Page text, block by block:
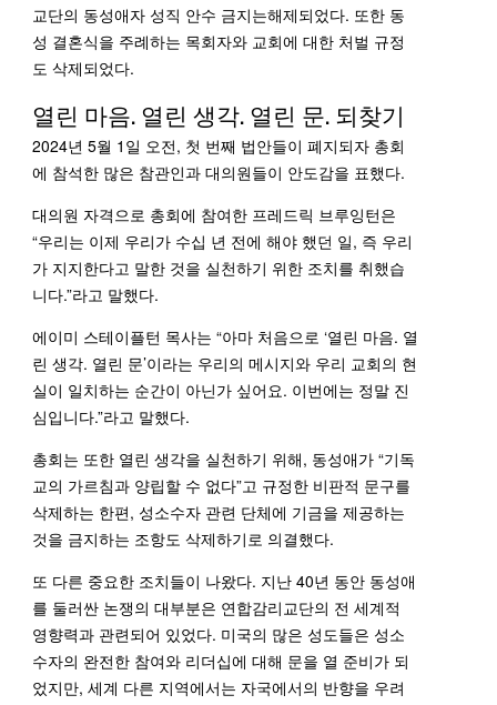
교단의 동성애자 성직 안수 금지는해제되었다. 또한 동
성 결혼식을 주례하는 목회자와 교회에 대한 처벌 규정
도 삭제되었다.
열린 마음. 열린 생각. 열린 문. 되찾기
2024년 5월 1일 오전, 첫 번째 법안들이 폐지되자 총회
에 참석한 많은 참관인과 대의원들이 안도감을 표했다.
대의원 자격으로 총회에 참여한 프레드릭 브루잉턴은
“우리는 이제 우리가 수십 년 전에 해야 했던 일, 즉 우리
가 지지한다고 말한 것을 실천하기 위한 조치를 취했습
니다.”라고 말했다.
에이미 스테이플턴 목사는 “아마 처음으로 ‘열린 마음. 열
린 생각. 열린 문’이라는 우리의 메시지와 우리 교회의 현
실이 일치하는 순간이 아닌가 싶어요. 이번에는 정말 진
심입니다.”라고 말했다.
총회는 또한 열린 생각을 실천하기 위해, 동성애가 “기독
교의 가르침과 양립할 수 없다”고 규정한 비판적 문구를
삭제하는 한편, 성소수자 관련 단체에 기금을 제공하는
것을 금지하는 조항도 삭제하기로 의결했다.
또 다른 중요한 조치들이 나왔다. 지난 40년 동안 동성애
를 둘러싼 논쟁의 대부분은 연합감리교단의 전 세계적
영향력과 관련되어 있었다. 미국의 많은 성도들은 성소
수자의 완전한 참여와 리더십에 대해 문을 열 준비가 되
었지만, 세계 다른 지역에서는 자국에서의 반향을 우려